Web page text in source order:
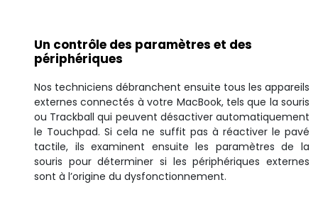
Un contrôle des paramètres et des
périphériques
Nos techniciens débranchent ensuite tous les appareils
externes connectés à votre MacBook, tels que la souris
ou Trackball qui peuvent désactiver automatiquement
le Touchpad. Si cela ne suffit pas à réactiver le pavé
tactile, ils examinent ensuite les paramètres de la
souris pour déterminer si les périphériques externes
sont à l’origine du dysfonctionnement.